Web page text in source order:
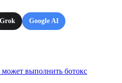
Grok Google AI
может выполнить ботокс